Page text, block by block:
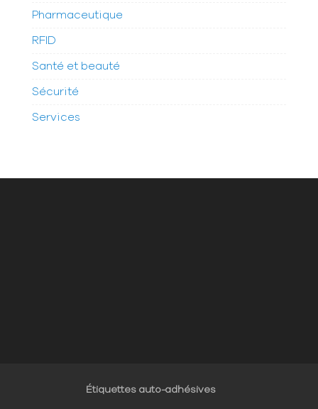
Pharmaceutique
RFID
Santé et beauté
Sécurité
Services
Étiquettes auto-adhésives